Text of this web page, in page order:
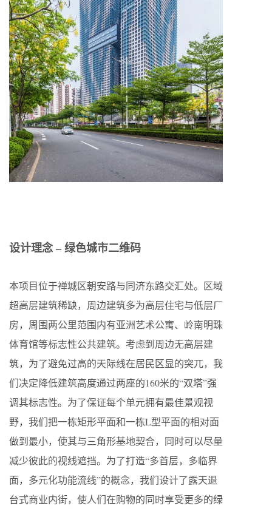
设计理念 – 绿色城市二维码
本项目位于禅城区朝安路与同济东路交汇处。区域
超高层建筑稀缺，周边建筑多为高层住宅与低层厂
房，周围两公里范围内有亚洲艺术公寓、岭南明珠
体育馆等标志性公共建筑。考虑到周边无高层建
筑，为了避免过高的天际线在居民区显的突兀，我
们决定降低建筑高度通过两座的160米的“双塔”强
调其标志性。为了保证每个单元拥有最佳景观视
野，我们把一栋矩形平面和一栋L型平面的相对面
做到最小，使其与三角形基地契合，同时可以尽量
减少彼此的视线遮挡。为了打造“多首层，多临界
面，多元化功能流线”的概念，我们设计了露天退
台式商业内街，使人们在购物的同时享受更多的绿